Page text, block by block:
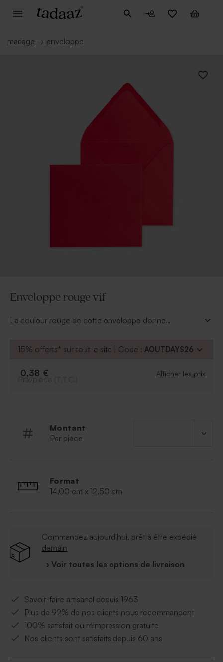
mariage → enveloppe
Enveloppe rouge vif
La couleur rouge de cette enveloppe donne
vos proches
15% offerts* sur tout le site | Code : AOUTDAYS26
0,38 € Afficher les prix
Montant
Par pièce
Format
14,00 cm x 12,50 cm
Commandez aujourd'hui, prêt à être expédié
demain
› Voir toutes les options de livraison
Savoir-faire artisanal depuis 1963
Plus de 92% de nos clients nous recommandent
100% satisfait ou réimpression gratuite
Nos clients sont satisfaits depuis 60 ans